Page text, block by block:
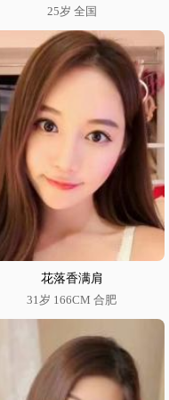
25岁 全国
花落香满肩
31岁 166CM 合肥